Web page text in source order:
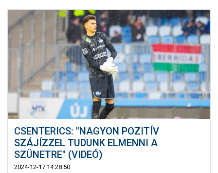
CSENTERICS: "NAGYON POZITÍV
SZÁJÍZZEL TUDUNK ELMENNI A
SZÜNETRE" (VIDEÓ)
2024-12-17 14:28:50